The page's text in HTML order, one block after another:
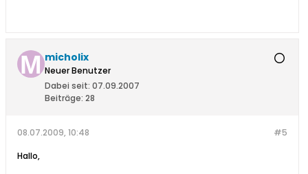
micholix
Neuer Benutzer
Dabei seit: 07.09.2007
Beiträge: 28
#5
08.07.2009, 10:48
Hallo,